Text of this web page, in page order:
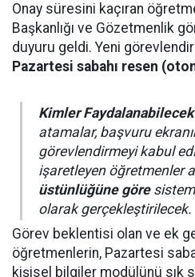
Onay süresini kaçıran
Başkanlığı ve Gözetmenlik
duyuru geldi. Yeni
Pazartesi sabahı resen
Kimler
atamalar, başvuru
görevlendirmeyi kabul
işaretleyen öğretmenler
üstünlüğüne göre
olarak gerçekleştirilecek.
Görev beklentisi olan ve ek
öğretmenlerin, Pazartesi
kişisel bilgiler modülünü sık